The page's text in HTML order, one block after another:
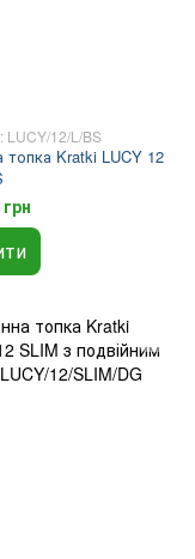
LUCY/12/L/BS
топка Kratki LUCY 12